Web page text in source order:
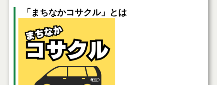
「まちなかコサクル」とは